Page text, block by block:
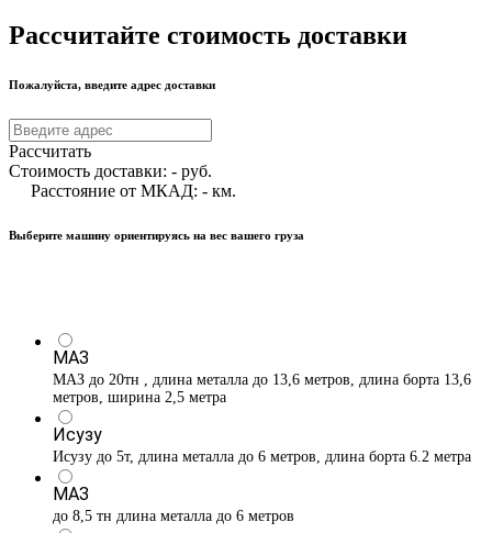
Рассчитайте стоимость доставки
Пожалуйста, введите адрес доставки
Рассчитать
Стоимость доставки: - руб.
Расстояние от МКАД: - км.
Выберите машину ориентируясь на вес вашего груза
МАЗ
МАЗ до 20тн , длина металла до 13,6 метров, длина борта 13,6
метров, ширина 2,5 метра
Исузу
Исузу до 5т, длина металла до 6 метров, длина борта 6.2 метра
МАЗ
до 8,5 тн длина металла до 6 метров